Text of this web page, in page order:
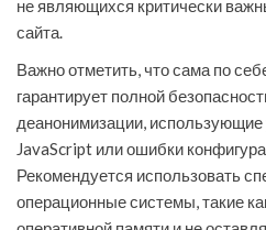
не являющихся критически
сайта.
Важно отметить, что сама по
гарантирует полной
деанонимизации, использующие
JavaScript или ошибки
Рекомендуется использовать
операционные системы, такие